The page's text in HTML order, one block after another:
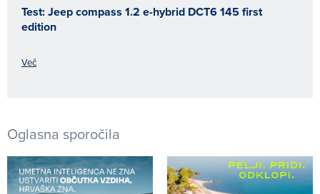
Test: Jeep compass 1.2 e-hybrid DCT6 145 first
edition
Več
Oglasna sporočila